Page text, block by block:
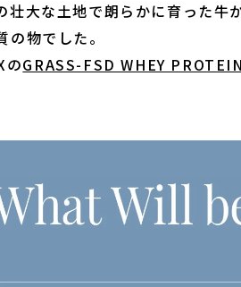
壮大な土地で朗らかに育った牛
の物でした。
のGRASS-FSD WHEY PROTEIN